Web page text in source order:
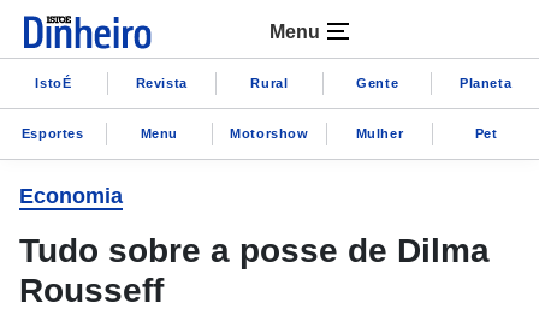
Menu
IstoÉ Revista Rural Gente Planeta
Esportes Menu Motorshow Mulher Pet
Economia
Tudo sobre a posse de Dilma
Rousseff